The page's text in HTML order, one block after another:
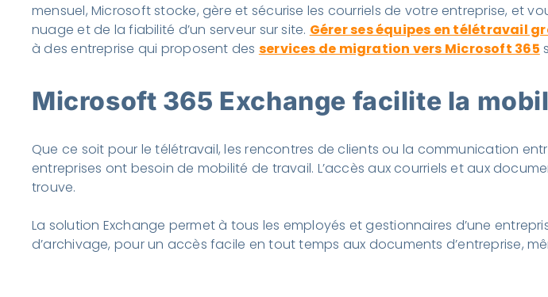
mensuel, Microsoft stocke, gère et sécurise les courriels de votre entreprise, et
nuage et de la fiabilité d’un serveur sur site. Gérer ses équipes en télétravail
à des entreprise qui proposent des services de migration vers Microsoft 365
Microsoft 365 Exchange facilite la
Que ce soit pour le télétravail, les rencontres de clients ou la communication
entreprises ont besoin de mobilité de travail. L’accès aux courriels et aux
trouve.
La solution Exchange permet à tous les employés et gestionnaires d’une
d’archivage, pour un accès facile en tout temps aux documents d’entreprise,